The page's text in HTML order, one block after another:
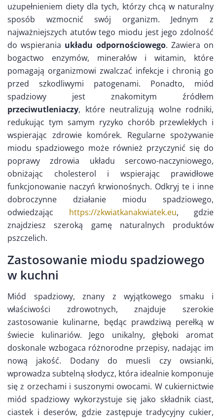
uzupełnieniem diety dla tych, którzy chcą w naturalny
sposób wzmocnić swój organizm. Jednym z
najważniejszych atutów tego miodu jest jego zdolność
do wspierania układu odpornościowego. Zawiera on
bogactwo enzymów, minerałów i witamin, które
pomagają organizmowi zwalczać infekcje i chronią go
przed szkodliwymi patogenami. Ponadto, miód
spadziowy jest znakomitym źródłem
przeciwutleniaczy, które neutralizują wolne rodniki,
redukując tym samym ryzyko chorób przewlekłych i
wspierając zdrowie komórek. Regularne spożywanie
miodu spadziowego może również przyczynić się do
poprawy zdrowia układu sercowo-naczyniowego,
obniżając cholesterol i wspierając prawidłowe
funkcjonowanie naczyń krwionośnych. Odkryj te i inne
dobroczynne działanie miodu spadziowego,
odwiedzając https://zkwiatkanakwiatek.eu, gdzie
znajdziesz szeroką gamę naturalnych produktów
pszczelich.
Zastosowanie miodu spadziowego
w kuchni
Miód spadziowy, znany z wyjątkowego smaku i
właściwości zdrowotnych, znajduje szerokie
zastosowanie kulinarne, będąc prawdziwą perełką w
świecie kulinariów. Jego unikalny, głęboki aromat
doskonale wzbogaca różnorodne przepisy, nadając im
nową jakość. Dodany do muesli czy owsianki,
wprowadza subtelną słodycz, która idealnie komponuje
się z orzechami i suszonymi owocami. W cukiernictwie
miód spadziowy wykorzystuje się jako składnik ciast,
ciastek i deserów, gdzie zastępuje tradycyjny cukier,